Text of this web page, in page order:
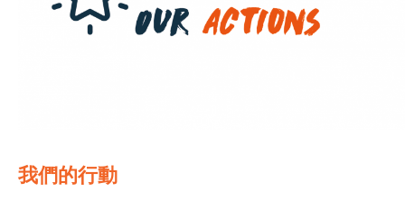
我們的行動